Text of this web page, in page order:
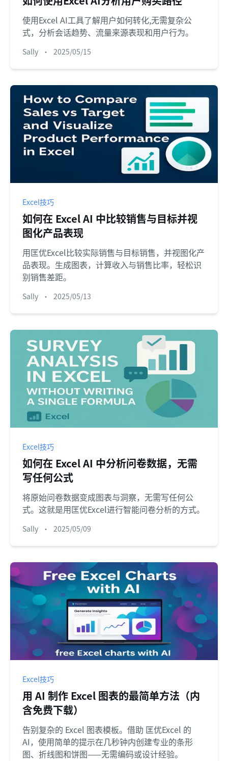
使用Excel AI工具了解用户如何转化,无需复杂公
式，分析会话趋势、流量来源表现和用户行为。
Sally • 2025/05/15
Excel技巧
如何在 Excel AI 中比较销售与目标并视
图化产品表现
用匡优Excel比较实际销售与目标销售，并视图化产
品表现。生成图表，计算收入与销售比率，轻松识
别销售差距。
Sally • 2025/05/13
Excel技巧
如何在 Excel AI 中分析问卷数据，无需
写任何公式
将原始问卷数据变成图表与洞察，无需写任何公
式。这就是用匡优Excel进行智能问卷分析的方式。
Sally • 2025/05/09
Excel技巧
用 AI 制作 Excel 图表的最简单方法（内
含免费下载）
告别复杂的 Excel 图表模板。借助 匡优Excel 的
AI，使用简单的提示在几秒钟内创建专业的条形
图、折线图和饼图——无需编码或设计经验。